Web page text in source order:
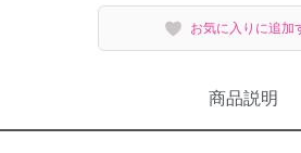
お気に入りに追加
商品説明